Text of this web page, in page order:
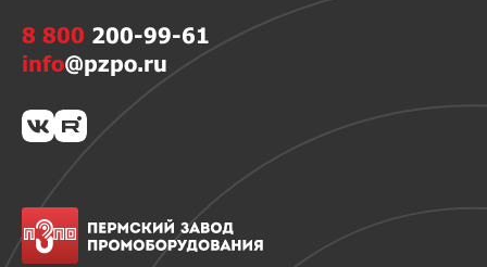
8 800 200-99-61
info@pzpo.ru